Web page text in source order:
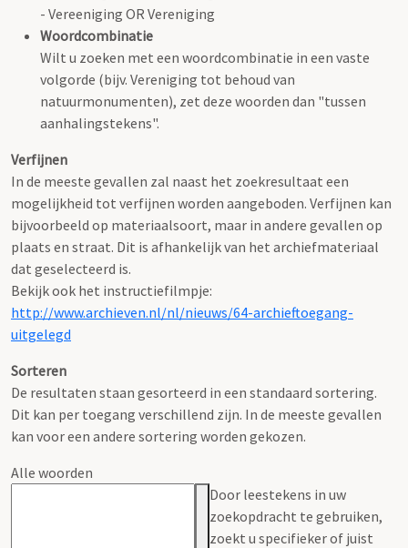
- Vereeniging OR Vereniging
Woordcombinatie
Wilt u zoeken met een woordcombinatie in een vaste
volgorde (bijv. Vereniging tot behoud van
natuurmonumenten), zet deze woorden dan "tussen
aanhalingstekens".
Verfijnen
In de meeste gevallen zal naast het zoekresultaat een
mogelijkheid tot verfijnen worden aangeboden. Verfijnen kan
bijvoorbeeld op materiaalsoort, maar in andere gevallen op
plaats en straat. Dit is afhankelijk van het archiefmateriaal
dat geselecteerd is.
Bekijk ook het instructiefilmpje:
http://www.archieven.nl/nl/nieuws/64-archieftoegang-
uitgelegd
Sorteren
De resultaten staan gesorteerd in een standaard sortering.
Dit kan per toegang verschillend zijn. In de meeste gevallen
kan voor een andere sortering worden gekozen.
Alle woorden
Door leestekens in uw
zoekopdracht te gebruiken,
zoekt u specifieker of juist